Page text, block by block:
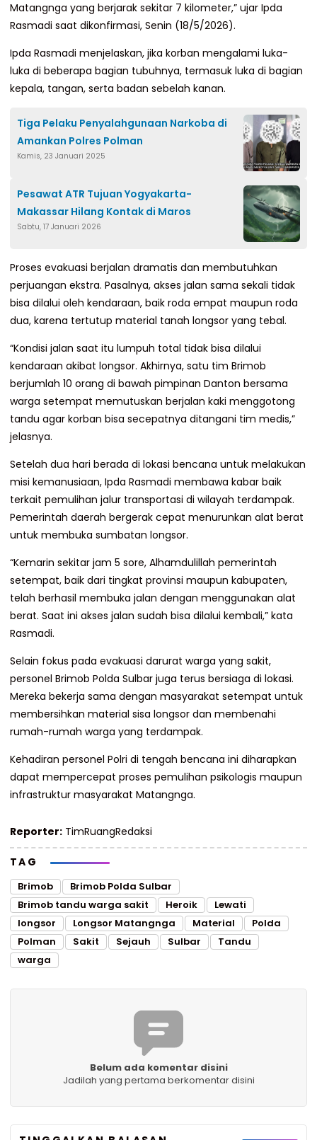
Matangnga yang berjarak sekitar 7 kilometer,” ujar Ipda
Rasmadi saat dikonfirmasi, Senin (18/5/2026).
Ipda Rasmadi menjelaskan, jika korban mengalami luka-
luka di beberapa bagian tubuhnya, termasuk luka di bagian
kepala, tangan, serta badan sebelah kanan.
Tiga Pelaku Penyalahgunaan Narkoba di
Amankan Polres Polman
Kamis, 23 Januari 2025
Pesawat ATR Tujuan Yogyakarta-
Makassar Hilang Kontak di Maros
Sabtu, 17 Januari 2026
Proses evakuasi berjalan dramatis dan membutuhkan
perjuangan ekstra. Pasalnya, akses jalan sama sekali tidak
bisa dilalui oleh kendaraan, baik roda empat maupun roda
dua, karena tertutup material tanah longsor yang tebal.
“Kondisi jalan saat itu lumpuh total tidak bisa dilalui
kendaraan akibat longsor. Akhirnya, satu tim Brimob
berjumlah 10 orang di bawah pimpinan Danton bersama
warga setempat memutuskan berjalan kaki menggotong
tandu agar korban bisa secepatnya ditangani tim medis,”
jelasnya.
Setelah dua hari berada di lokasi bencana untuk melakukan
misi kemanusiaan, Ipda Rasmadi membawa kabar baik
terkait pemulihan jalur transportasi di wilayah terdampak.
Pemerintah daerah bergerak cepat menurunkan alat berat
untuk membuka sumbatan longsor.
“Kemarin sekitar jam 5 sore, Alhamdulillah pemerintah
setempat, baik dari tingkat provinsi maupun kabupaten,
telah berhasil membuka jalan dengan menggunakan alat
berat. Saat ini akses jalan sudah bisa dilalui kembali,” kata
Rasmadi.
Selain fokus pada evakuasi darurat warga yang sakit,
personel Brimob Polda Sulbar juga terus bersiaga di lokasi.
Mereka bekerja sama dengan masyarakat setempat untuk
membersihkan material sisa longsor dan membenahi
rumah-rumah warga yang terdampak.
Kehadiran personel Polri di tengah bencana ini diharapkan
dapat mempercepat proses pemulihan psikologis maupun
infrastruktur masyarakat Matangnga.
Reporter: TimRuangRedaksi
TAG
Brimob
Brimob Polda Sulbar
Brimob tandu warga sakit
Heroik
Lewati
longsor
Longsor Matangnga Material
Polda
Polman
Sakit Sejauh Sulbar
Tandu
warga
Belum ada komentar disini
Jadilah yang pertama berkomentar disini